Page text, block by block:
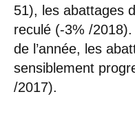
51), les abattages
reculé (-3% /
de l’année, les
sensiblement
/2017).